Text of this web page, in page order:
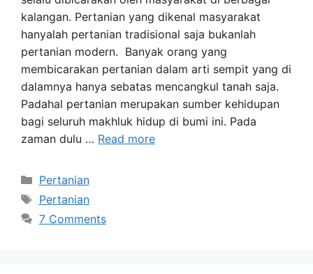
kalangan. Pertanian yang dikenal masyarakat
hanyalah pertanian tradisional saja bukanlah
pertanian modern. Banyak orang yang
membicarakan pertanian dalam arti sempit yang di
dalamnya hanya sebatas mencangkul tanah saja.
Padahal pertanian merupakan sumber kehidupan
bagi seluruh makhluk hidup di bumi ini. Pada
zaman dulu … Read more
Categories
Pertanian
Tags
Pertanian
7 Comments